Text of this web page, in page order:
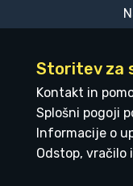
Storitev za
Kontakt in
Splošni pogoji
Informacije o
Odstop, vračilo